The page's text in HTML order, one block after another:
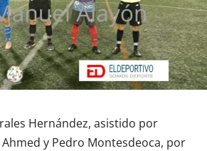
Hernández, asistido por
y Pedro Montesdeoca, por